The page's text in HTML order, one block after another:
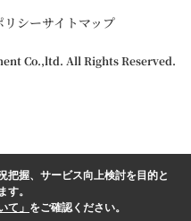
リシーサイトマップ
Co.,ltd. All Rights Reserved.
把握、サービス向上検討を目的と
す。
て」 をご確認ください。